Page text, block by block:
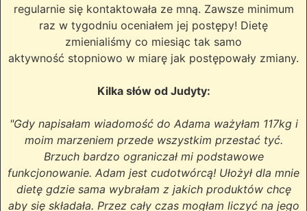
regularnie się kontaktowała ze mną. Zawsze minimum
raz w tygodniu oceniałem jej postępy! Dietę
zmienialiśmy co miesiąc tak samo
aktywność stopniowo w miarę jak postępowały zmiany.
Kilka słów od Judyty:
"Gdy napisałam wiadomość do Adama ważyłam 117kg i
moim marzeniem przede wszystkim przestać tyć.
Brzuch bardzo ograniczał mi podstawowe
funkcjonowanie. Adam jest cudotwórcą! Ułożył dla mnie
dietę gdzie sama wybrałam z jakich produktów chcę
aby się składała. Przez cały czas mogłam liczyć na jego